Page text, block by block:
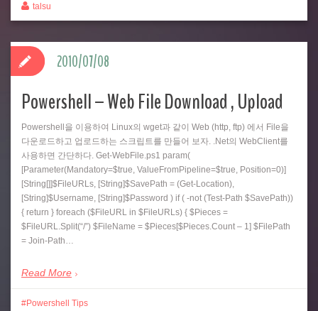
talsu
Powershell – Web File Download , Upload
Powershell을 이용하여 Linux의 wget과 같이 Web (http, ftp) 에서 File을
다운로드하고 업로드하는 스크립트를 만들어 보자. .Net의 WebClient를
사용하면 간단하다. Get-WebFile.ps1 param(
[Parameter(Mandatory=$true, ValueFromPipeline=$true, Position=0)]
[String[]]$FileURLs, [String]$SavePath = (Get-Location),
[String]$Username, [String]$Password ) if ( -not (Test-Path $SavePath))
{ return } foreach ($FileURL in $FileURLs) { $Pieces =
$FileURL.Split(“/”) $FileName = $Pieces[$Pieces.Count – 1] $FilePath
= Join-Path…
Read More
2010/07/08
Powershell Tips